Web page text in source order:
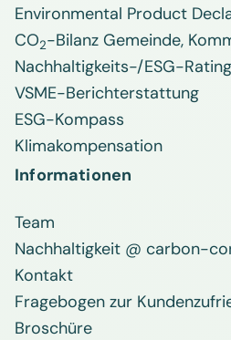
Environmental Product
CO2-Bilanz Gemeinde,
Nachhaltigkeits-/ESG-
VSME-Berichterstattung
ESG-Kompass
Klimakompensation
Informationen
Team
Nachhaltigkeit @ carbon-
Kontakt
Fragebogen zur
Broschüre